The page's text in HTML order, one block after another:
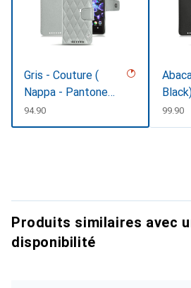
Gris - Couture (
Nappa - Pantone
#c1c6c8 )
CHF
94.90 CHF
99.90
Produits similaires avec
disponibilité